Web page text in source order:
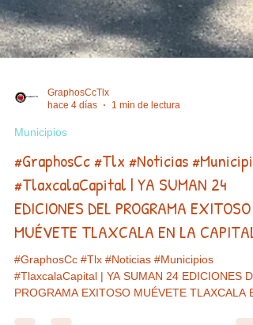
GraphosCcTlx
hace 4 días
1 min de lectura
Municipios